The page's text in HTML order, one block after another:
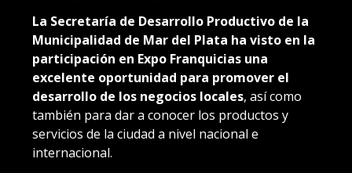
La Secretaría de Desarrollo Productivo de la
Municipalidad de Mar del Plata ha visto en la
participación en Expo Franquicias una
excelente oportunidad para promover el
desarrollo de los negocios locales, así como
también para dar a conocer los productos y
servicios de la ciudad a nivel nacional e
internacional.